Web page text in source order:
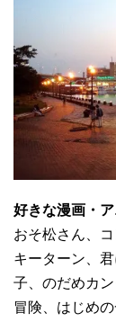
好きな漫画・ア
おそ松さん、
キーターン、
子、のだめカ
冒険、はじめ